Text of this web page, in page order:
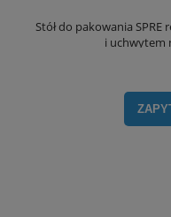
Stół do pakowania
i uchwytem